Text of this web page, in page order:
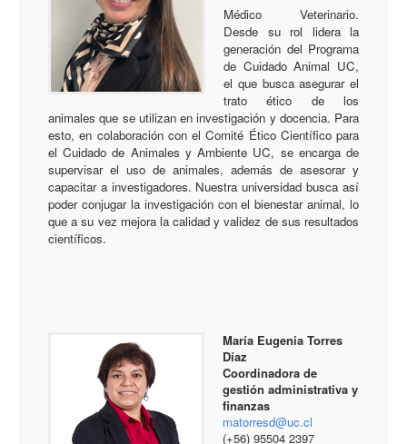
Médico Veterinario.
Desde su rol lidera la
generación del Programa
de Cuidado Animal UC,
el que busca asegurar el
trato ético de los
animales que se utilizan en investigación y docencia. Para
esto, en colaboración con el Comité Ético Científico para
el Cuidado de Animales y Ambiente UC, se encarga de
supervisar el uso de animales, además de asesorar y
capacitar a investigadores. Nuestra universidad busca así
poder conjugar la investigación con el bienestar animal, lo
que a su vez mejora la calidad y validez de sus resultados
científicos.
María Eugenia Torres
Díaz
Coordinadora de
gestión administrativa y
finanzas
matorresd@uc.cl
(+56) 95504 2397